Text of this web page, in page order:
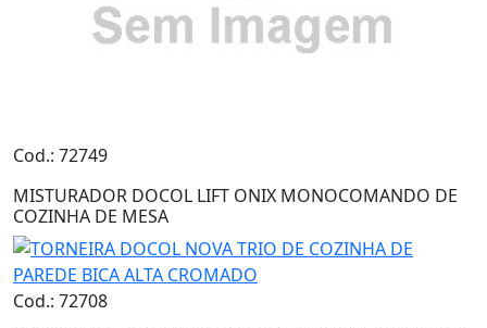
Cod.: 72749
MISTURADOR DOCOL LIFT ONIX MONOCOMANDO DE
COZINHA DE MESA
Cod.: 72708